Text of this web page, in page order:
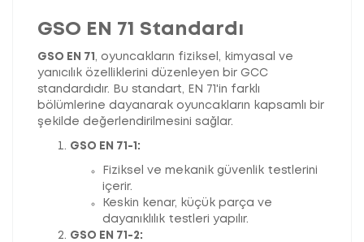
GSO EN 71 Standardı
GSO EN 71 , oyuncakların fiziksel, kimyasal ve
yanıcılık özelliklerini düzenleyen bir GCC
standardıdır. Bu standart, EN 71'in farklı
bölümlerine dayanarak oyuncakların kapsamlı bir
şekilde değerlendirilmesini sağlar.
GSO EN 71-1:
Fiziksel ve mekanik güvenlik testlerini
içerir.
Keskin kenar, küçük parça ve
dayanıklılık testleri yapılır.
GSO EN 71-2: